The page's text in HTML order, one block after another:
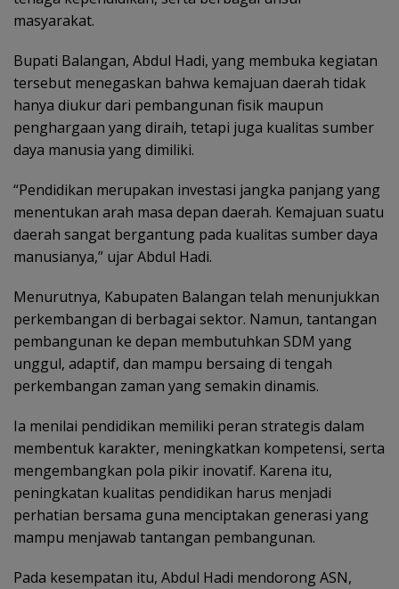
masyarakat.
Bupati Balangan, Abdul Hadi, yang membuka kegiatan
tersebut menegaskan bahwa kemajuan daerah tidak
hanya diukur dari pembangunan fisik maupun
penghargaan yang diraih, tetapi juga kualitas sumber
daya manusia yang dimiliki.
“Pendidikan merupakan investasi jangka panjang yang
menentukan arah masa depan daerah. Kemajuan suatu
daerah sangat bergantung pada kualitas sumber daya
manusianya,” ujar Abdul Hadi.
Menurutnya, Kabupaten Balangan telah menunjukkan
perkembangan di berbagai sektor. Namun, tantangan
pembangunan ke depan membutuhkan SDM yang
unggul, adaptif, dan mampu bersaing di tengah
perkembangan zaman yang semakin dinamis.
Ia menilai pendidikan memiliki peran strategis dalam
membentuk karakter, meningkatkan kompetensi, serta
mengembangkan pola pikir inovatif. Karena itu,
peningkatan kualitas pendidikan harus menjadi
perhatian bersama guna menciptakan generasi yang
mampu menjawab tantangan pembangunan.
Pada kesempatan itu, Abdul Hadi mendorong ASN,